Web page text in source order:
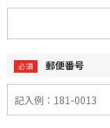
郵便番号